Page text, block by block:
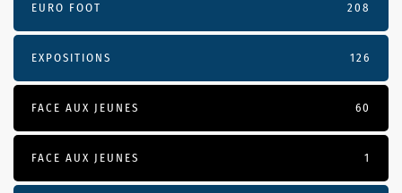
EURO FOOT 208
EXPOSITIONS 126
FACE AUX JEUNES 60
FACE AUX JEUNES 1